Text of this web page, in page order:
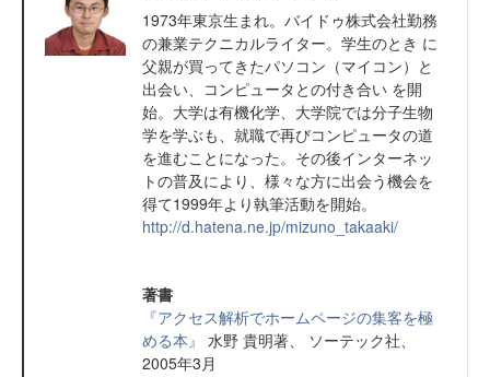
1973年東京生まれ。バイドゥ株式会社勤務
の兼業テクニカルライター。学生のとき に
父親が買ってきたパソコン（マイコン）と
出会い、コンピュータとの付き合い を開
始。大学は有機化学、大学院では分子生物
学を学ぶも、就職で再びコンピュータの道
を進むことになった。その後インターネッ
トの普及により、様々な方に出会う機会を
得て1999年より執筆活動を開始。
http://d.hatena.ne.jp/mizuno_takaaki/
著書
『アクセス解析でホームページの集客を極
める本』 水野 貴明著、 ソーテック社、
2005年3月